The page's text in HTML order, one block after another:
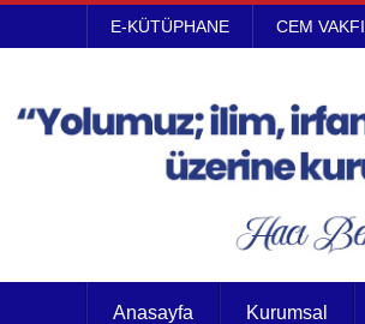
E-KÜTÜPHANE CEM
Anasayfa Kurumsal